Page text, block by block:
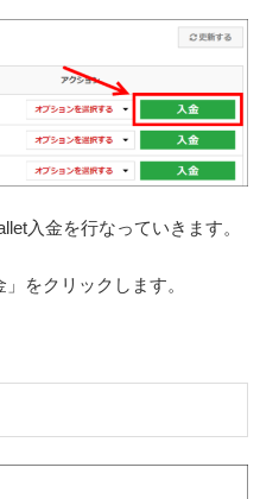
入金を行なっていきます。
をクリックします。